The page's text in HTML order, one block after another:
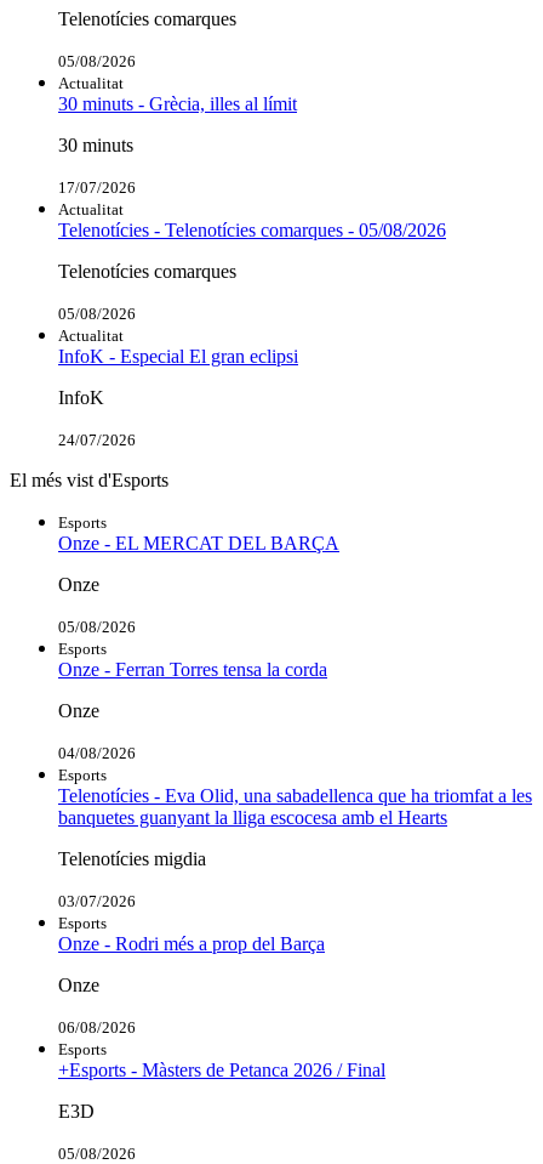
Telenotícies comarques
05/08/2026
Actualitat
30 minuts - Grècia, illes al límit
30 minuts
17/07/2026
Actualitat
Telenotícies - Telenotícies comarques - 05/08/2026
Telenotícies comarques
05/08/2026
Actualitat
InfoK - Especial El gran eclipsi
InfoK
24/07/2026
El més vist d'Esports
Esports
Onze - EL MERCAT DEL BARÇA
Onze
05/08/2026
Esports
Onze - Ferran Torres tensa la corda
Onze
04/08/2026
Esports
Telenotícies - Eva Olid, una sabadellenca que ha triomfat a les
banquetes guanyant la lliga escocesa amb el Hearts
Telenotícies migdia
03/07/2026
Esports
Onze - Rodri més a prop del Barça
Onze
06/08/2026
Esports
+Esports - Màsters de Petanca 2026 / Final
E3D
05/08/2026